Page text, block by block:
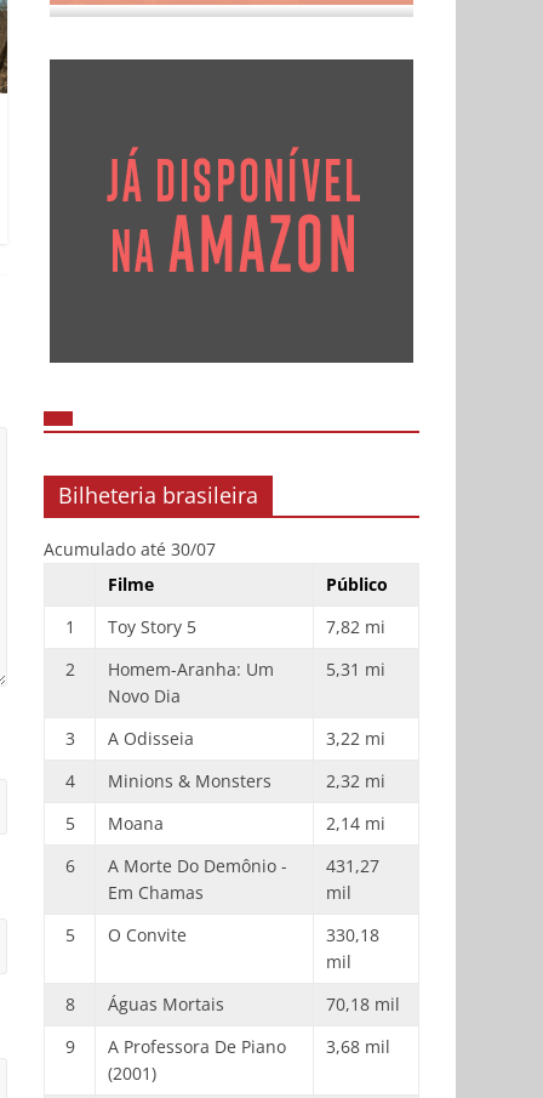
Bilheteria brasileira
Acumulado até 30/07
Filme
Público
1
Toy Story 5
7,82 mi
2
Homem-Aranha: Um
Novo Dia
5,31 mi
3 A Odisseia
3,22 mi
4
Minions & Monsters
2,32 mi
5
Moana
2,14 mi
6
A Morte Do Demônio -
Em Chamas
431,27
mil
5
O Convite
330,18
mil
8
Águas Mortais
70,18 mil
9
A Professora De Piano
(2001)
3,68 mil